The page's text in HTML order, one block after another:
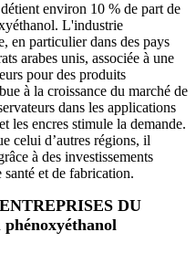
environ 10 % de part de
L'industrie
en particulier dans des pays
arabes unis, associée à une
pour des produits
à la croissance du marché de
dans les applications
les encres stimule la demande.
celui d’autres régions, il
à des investissements
santé et de fabrication.
DU
phénoxyéthanol